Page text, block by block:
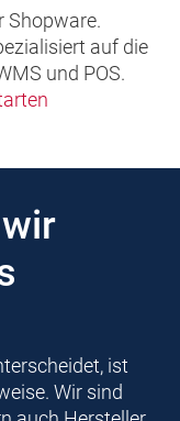
Shopware.
auf die
und POS.
ist
Wir sind